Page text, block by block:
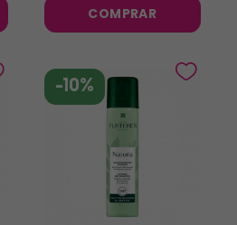
COMPRAR
-10%